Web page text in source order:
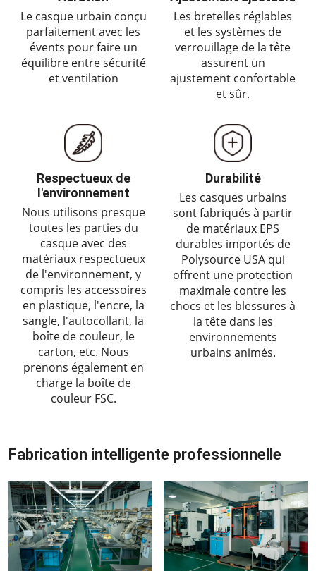
Le casque urbain conçu
parfaitement avec les
évents pour faire un
équilibre entre sécurité
et ventilation
Les bretelles réglables
et les systèmes de
verrouillage de la tête
assurent un
ajustement confortable
et sûr.
Respectueux de
l'environnement
Nous utilisons presque
toutes les parties du
casque avec des
matériaux respectueux
de l'environnement, y
compris les accessoires
en plastique, l'encre, la
sangle, l'autocollant, la
boîte de couleur, le
carton, etc. Nous
prenons également en
charge la boîte de
couleur FSC.
Durabilité
Les casques urbains
sont fabriqués à partir
de matériaux EPS
durables importés de
Polysource USA qui
offrent une protection
maximale contre les
chocs et les blessures à
la tête dans les
environnements
urbains animés.
Fabrication intelligente professionnelle